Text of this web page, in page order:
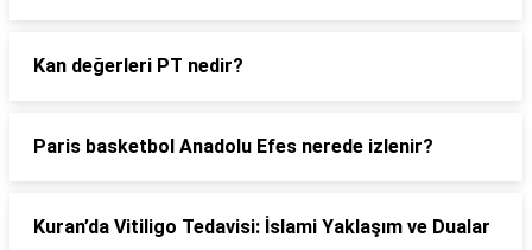
Kan değerleri PT nedir?
Paris basketbol Anadolu Efes nerede izlenir?
Kuran’da Vitiligo Tedavisi: İslami Yaklaşım ve Dualar